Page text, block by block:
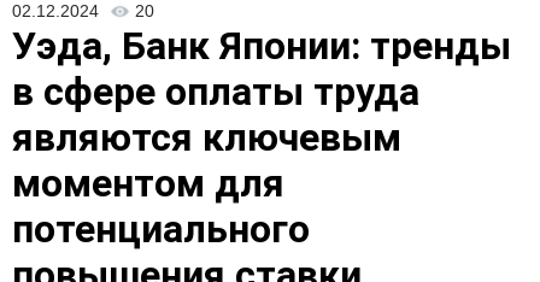
02.12.2024 20
Уэда, Банк Японии: тренды
в сфере оплаты труда
являются ключевым
моментом для
потенциального